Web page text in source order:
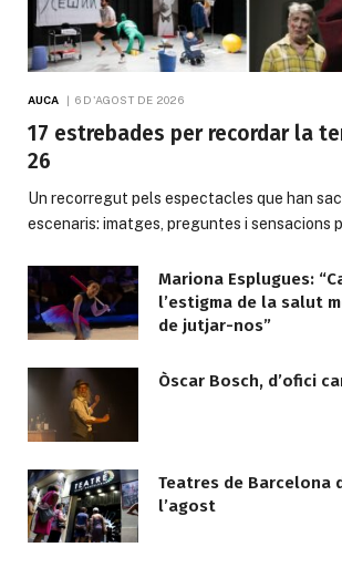
AUCA 6 D'AGOST DE 2026
17 estrebades per recordar la
26
Un recorregut pels espectacles que han
escenaris: imatges, preguntes i sensacions
Mariona Esplugues:
l’estigma de la salut
de jutjar-nos”
Òscar Bosch, d’ofici
Teatres de Barcelona
l’agost